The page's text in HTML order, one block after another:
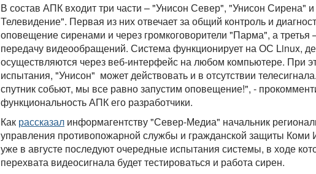
В состав АПК входит три части – "Унисон Север", "Унисон Сирена"
Телевидение". Первая из них отвечает за общий контроль и
оповещение сиренами и через громкоговорители "Парма", а третья
передачу видеообращений. Система функционирует на ОС Linux,
осуществляются через веб-интерфейс на любом компьютере. При
испытания, "Унисон" может действовать и в отсутствии
спутник собьют, мы все равно запустим оповещение!", -
функциональность АПК его разработчики.
Как рассказал информагентству "Север-Медиа" начальник
управления противопожарной службы и гражданской защиты Коми
уже в августе последуют очередные испытания системы, в ходе
перехвата видеосигнала будет тестироваться и работа сирен.